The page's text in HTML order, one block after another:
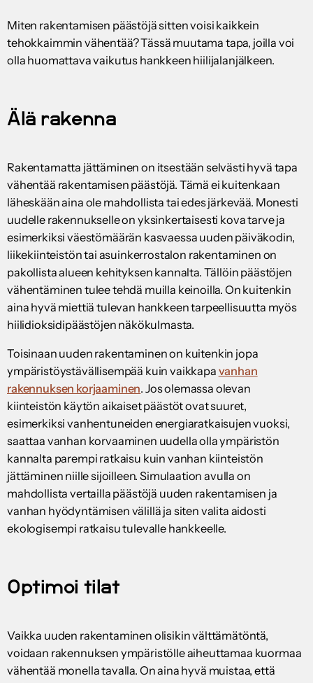
Miten rakentamisen päästöjä sitten voisi kaikkein
tehokkaimmin vähentää? Tässä muutama tapa, joilla voi
olla huomattava vaikutus hankkeen hiilijalanjälkeen.
Älä rakenna
Rakentamatta jättäminen on itsestään selvästi hyvä tapa
vähentää rakentamisen päästöjä. Tämä ei kuitenkaan
läheskään aina ole mahdollista tai edes järkevää. Monesti
uudelle rakennukselle on yksinkertaisesti kova tarve ja
esimerkiksi väestömäärän kasvaessa uuden päiväkodin,
liikekiinteistön tai asuinkerrostalon rakentaminen on
pakollista alueen kehityksen kannalta. Tällöin päästöjen
vähentäminen tulee tehdä muilla keinoilla. On kuitenkin
aina hyvä miettiä tulevan hankkeen tarpeellisuutta myös
hiilidioksidipäästöjen näkökulmasta.
Toisinaan uuden rakentaminen on kuitenkin jopa
ympäristöystävällisempää kuin vaikkapa vanhan
rakennuksen korjaaminen. Jos olemassa olevan
kiinteistön käytön aikaiset päästöt ovat suuret,
esimerkiksi vanhentuneiden energiaratkaisujen vuoksi,
saattaa vanhan korvaaminen uudella olla ympäristön
kannalta parempi ratkaisu kuin vanhan kiinteistön
jättäminen niille sijoilleen. Simulaation avulla on
mahdollista vertailla päästöjä uuden rakentamisen ja
vanhan hyödyntämisen välillä ja siten valita aidosti
ekologisempi ratkaisu tulevalle hankkeelle.
Optimoi tilat
Vaikka uuden rakentaminen olisikin välttämätöntä,
voidaan rakennuksen ympäristölle aiheuttamaa kuormaa
vähentää monella tavalla. On aina hyvä muistaa, että